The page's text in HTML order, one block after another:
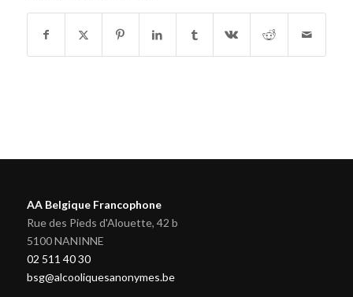
AA Belgique Francophone
Rue des Pieds d'Alouette, 42 b
5100 NANINNE
02 511 40 30
bsg@alcooliquesanonymes.be